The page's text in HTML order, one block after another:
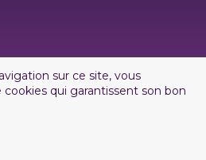
Shop - Tous droits réservés
sur ce site, vous
cookies qui garantissent son bon